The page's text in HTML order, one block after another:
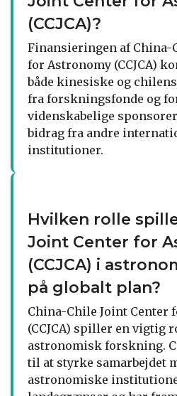
(CCJCA)?
Finansieringen af China-
for Astronomy (CCJCA)
både kinesiske og
fra forskningsfonde og
videnskabelige
bidrag fra andre
institutioner.
Hvilken rolle
Joint Center for
(CCJCA) i
på globalt plan?
China-Chile Joint Center
(CCJCA) spiller en vigtig
astronomisk forskning.
til at styrke samarbejdet
astronomiske